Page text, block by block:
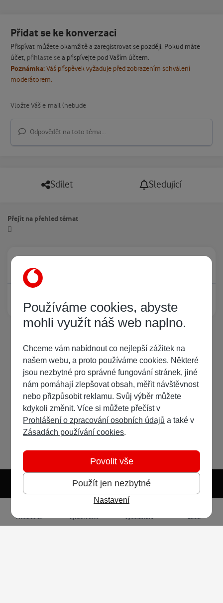
Přidat se ke konverzaci
Přispívat můžete okamžitě a zaregistrovat se později. Pokud máte
účet, přihlaste sea přispívejte pod Vaším účtem.
Poznámka:Váš příspěvek vyžaduje před zobrazením schválení
moderátorem.
Odpovědět na toto téma...
Sdílet Sledující
Přejít na přehled témat
Právě prohlíží tuto stránku
Žádný registrovaný uživatel si neprohlíží tuto stránku
Světlý režim Předvolba systému
Přihlásit se Vytvořit účet Vyhledávání Menu
Používáme cookies, abyste
mohli využít náš web naplno.
Chceme vám nabídnout co nejlepší zážitek na
našem webu, a proto používáme cookies. Některé
jsou nezbytné pro správné fungování stránek, jiné
nám pomáhají zlepšovat obsah, měřit návštěvnost
nebo přizpůsobit reklamu. Svůj výběr můžete
kdykoli změnit. Více si můžete přečíst v
Prohlášení o zpracování osobních údajů a také v
Zásadách používání cookies.
Použít jen nezbytné
Povolit vše
Nastavení